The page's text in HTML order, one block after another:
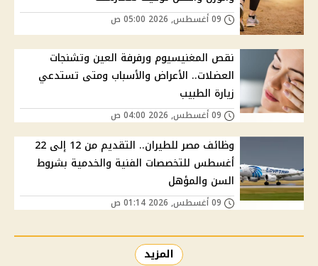
نقص المغنيسيوم ورفرفة العين وتشنجات
العضلات.. الأعراض والأسباب ومتى تستدعي
زيارة الطبيب
وظائف مصر للطيران.. التقديم من 12 إلى 22
أغسطس للتخصصات الفنية والخدمية بشروط
السن والمؤهل
المزيد